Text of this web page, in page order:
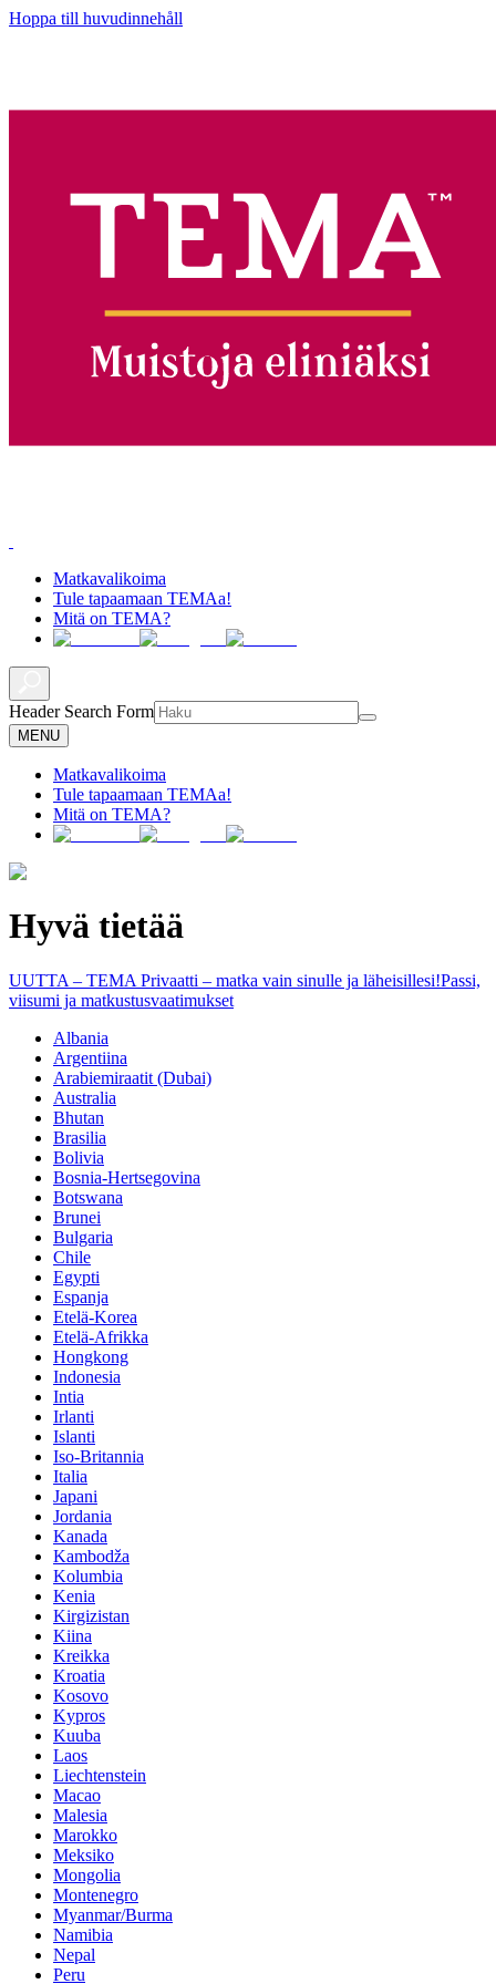
Hoppa till huvudinnehåll
Matkavalikoima
Tule tapaamaan TEMAa!
Mitä on TEMA?
Header Search Form
MENU
Matkavalikoima
Tule tapaamaan TEMAa!
Mitä on TEMA?
Hyvä tietää
UUTTA – TEMA Privaatti – matka vain sinulle ja läheisillesi!Passi,
viisumi ja matkustusvaatimukset
Albania
Argentiina
Arabiemiraatit (Dubai)
Australia
Bhutan
Brasilia
Bolivia
Bosnia-Hertsegovina
Botswana
Brunei
Bulgaria
Chile
Egypti
Espanja
Etelä-Korea
Etelä-Afrikka
Hongkong
Indonesia
Intia
Irlanti
Islanti
Iso-Britannia
Italia
Japani
Jordania
Kanada
Kambodža
Kolumbia
Kenia
Kirgizistan
Kiina
Kreikka
Kroatia
Kosovo
Kypros
Kuuba
Laos
Liechtenstein
Macao
Malesia
Marokko
Meksiko
Mongolia
Montenegro
Myanmar/Burma
Namibia
Nepal
Peru